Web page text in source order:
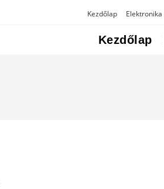
Kezdőlap Elektronika
Kezdőlap